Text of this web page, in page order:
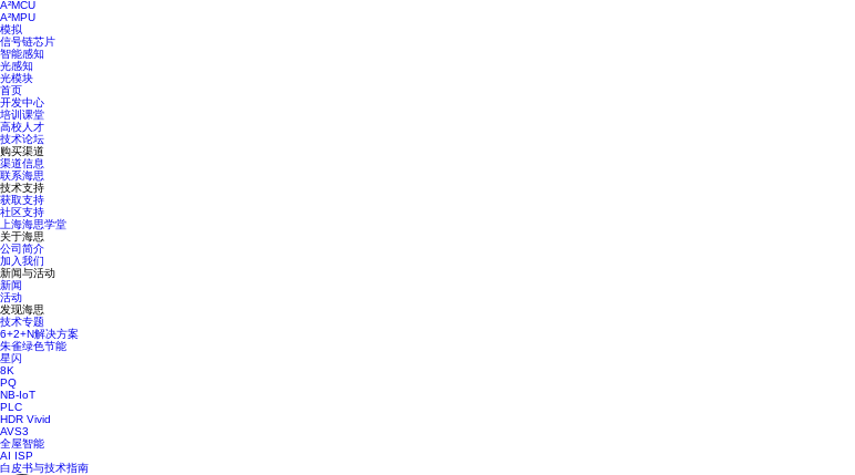
A²MCU
A²MPU
模拟
信号链芯片
智能感知
光感知
光模块
首页
开发中心
培训课堂
高校人才
技术论坛
购买渠道
渠道信息
联系海思
技术支持
获取支持
社区支持
上海海思学堂
关于海思
公司简介
加入我们
新闻与活动
新闻
活动
发现海思
技术专题
6+2+N解决方案
朱雀绿色节能
星闪
8K
PQ
NB-IoT
PLC
HDR Vivid
AVS3
全屋智能
AI ISP
白皮书与技术指南